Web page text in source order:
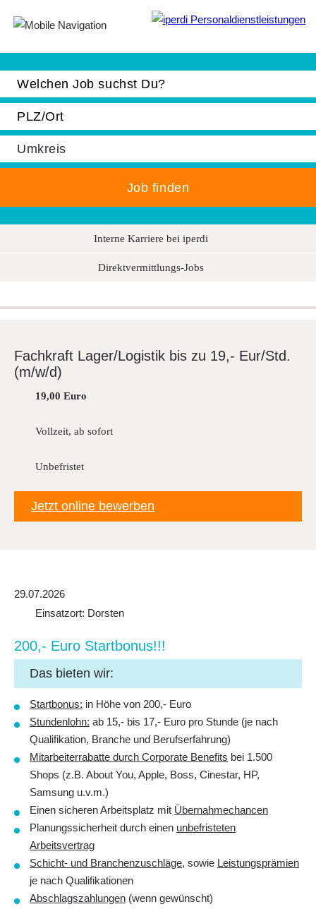
Interne Karriere bei iperdi
Direktvermittlungs-Jobs
Fach­kraft Lager/Lo­gistik bis zu 19,- Eur/Std.
(m/w/d)
19,00 Euro
Vollzeit, ab sofort
Unbefristet
Jetzt online bewerben
29.07.2026
Einsatzort: Dorsten
200,- Euro Start­bo­nus!!!
Das bieten wir:
Startbonus: in Höhe von 200,- Euro
Stundenlohn: ab 15,- bis 17,- Euro pro Stunde (je nach
Qualifikation, Branche und Berufserfahrung)
Mitarbeiterrabatte durch Corporate Benefits bei 1.500
Shops (z.B. About You, Apple, Boss, Cinestar, HP,
Samsung u.v.m.)
Einen sicheren Arbeitsplatz mit Übernahmechancen
Planungssicherheit durch einen unbefristeten
Arbeitsvertrag
Schicht- und Branchenzuschläge, sowie Leistungsprämien
je nach Qualifikationen
Abschlagszahlungen (wenn gewünscht)
Jobbörse
Bewerber
Unternehmen
Über iperdi
FAQ